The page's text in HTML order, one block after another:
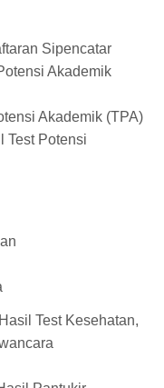
Sipencatar
Akademik
Akademik (TPA)
Test Potensi
Test Kesehatan,